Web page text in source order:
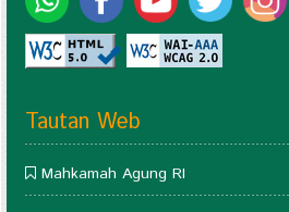
Tautan Web
Mahkamah Agung RI